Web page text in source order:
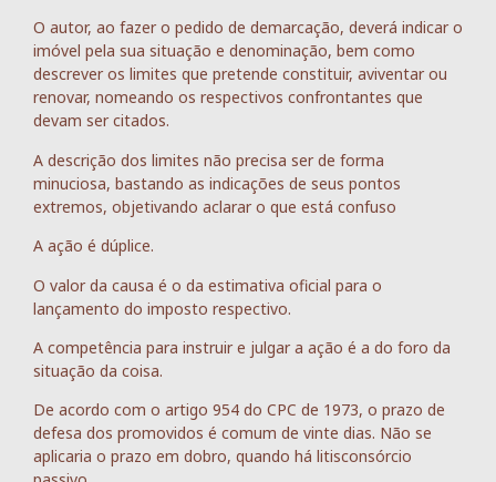
O autor, ao fazer o pedido de demarcação, deverá indicar o
imóvel pela sua situação e denominação, bem como
descrever os limites que pretende constituir, aviventar ou
renovar, nomeando os respectivos confrontantes que
devam ser citados.
A descrição dos limites não precisa ser de forma
minuciosa, bastando as indicações de seus pontos
extremos, objetivando aclarar o que está confuso
A ação é dúplice.
O valor da causa é o da estimativa oficial para o
lançamento do imposto respectivo.
A competência para instruir e julgar a ação é a do foro da
situação da coisa.
De acordo com o artigo 954 do CPC de 1973, o prazo de
defesa dos promovidos é comum de vinte dias. Não se
aplicaria o prazo em dobro, quando há litisconsórcio